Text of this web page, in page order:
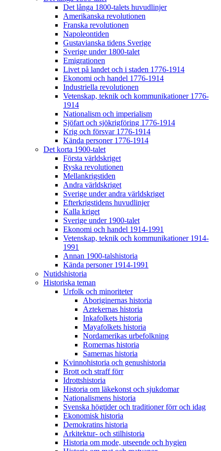
Det långa 1800-talets huvudlinjer
Amerikanska revolutionen
Franska revolutionen
Napoleontiden
Gustavianska tidens Sverige
Sverige under 1800-talet
Emigrationen
Livet på landet och i staden 1776-1914
Ekonomi och handel 1776-1914
Industriella revolutionen
Vetenskap, teknik och kommunikationer 1776-
1914
Nationalism och imperialism
Sjöfart och sjökrigföring 1776-1914
Krig och försvar 1776-1914
Kända personer 1776-1914
Det korta 1900-talet
Första världskriget
Ryska revolutionen
Mellankrigstiden
Andra världskriget
Sverige under andra världskriget
Efterkrigstidens huvudlinjer
Kalla kriget
Sverige under 1900-talet
Ekonomi och handel 1914-1991
Vetenskap, teknik och kommunikationer 1914-
1991
Annan 1900-talshistoria
Kända personer 1914-1991
Nutidshistoria
Historiska teman
Urfolk och minoriteter
Aboriginernas historia
Aztekernas historia
Inkafolkets historia
Mayafolkets historia
Nordamerikas urbefolkning
Romernas historia
Samernas historia
Kvinnohistoria och genushistoria
Brott och straff förr
Idrottshistoria
Historia om läkekonst och sjukdomar
Nationalismens historia
Svenska högtider och traditioner förr och idag
Ekonomisk historia
Demokratins historia
Arkitektur- och stilhistoria
Historia om mode, utseende och hygien